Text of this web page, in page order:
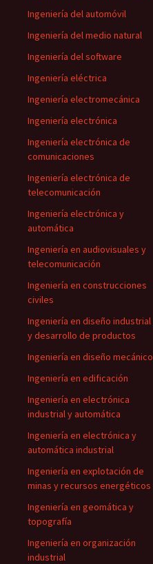
Ingeniería del automóvil
Ingeniería del medio natural
Ingeniería del software
Ingeniería eléctrica
Ingeniería electromecánica
Ingeniería electrónica
Ingeniería electrónica de
comunicaciones
Ingeniería electrónica de
telecomunicación
Ingeniería electrónica y
automática
Ingeniería en audiovisuales y
telecomunicación
Ingeniería en construcciones
civiles
Ingeniería en diseño industrial
y desarrollo de productos
Ingeniería en diseño mecánico
Ingeniería en edificación
Ingeniería en electrónica
industrial y automática
Ingeniería en electrónica y
automática industrial
Ingeniería en explotación de
minas y recursos energéticos
Ingeniería en geomática y
topografía
Ingeniería en organización
industrial